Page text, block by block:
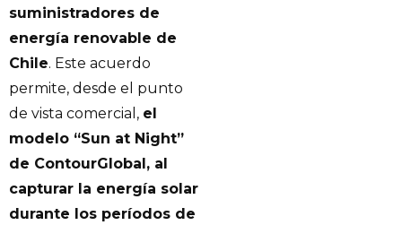
suministradores de
energía renovable de
Chile. Este acuerdo
permite, desde el punto
de vista comercial, el
modelo “Sun at Night”
de ContourGlobal, al
capturar la energía solar
durante los períodos de